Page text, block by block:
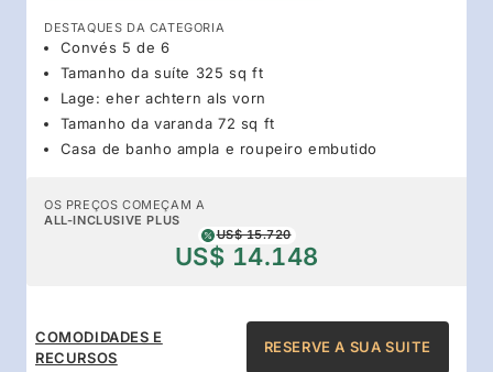
DESTAQUES DA CATEGORIA
Convés 5 de 6
Tamanho da suíte 325 sq ft
Lage: eher achtern als vorn
Tamanho da varanda 72 sq ft
Casa de banho ampla e roupeiro embutido
OS PREÇOS COMEÇAM A
ALL-INCLUSIVE PLUS
US$ 15.720
US$ 14.148
COMODIDADES E
RECURSOS
RESERVE A SUA SUITE